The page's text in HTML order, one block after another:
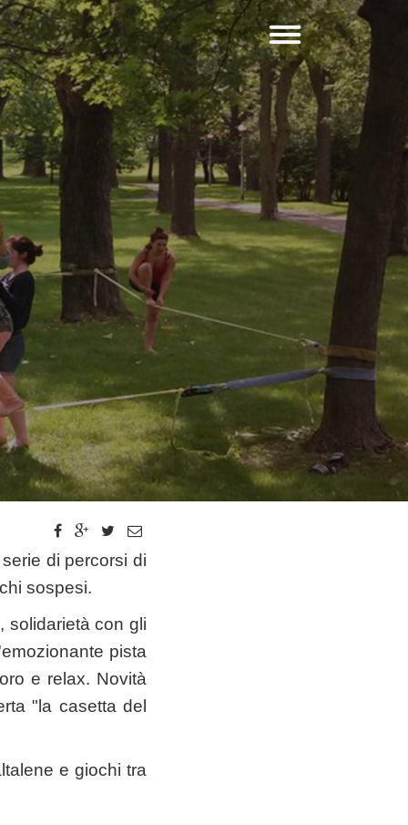
di percorsi di
sospesi.
solidarietà con gli
pista
e relax. Novità
"la casetta del
e giochi tra